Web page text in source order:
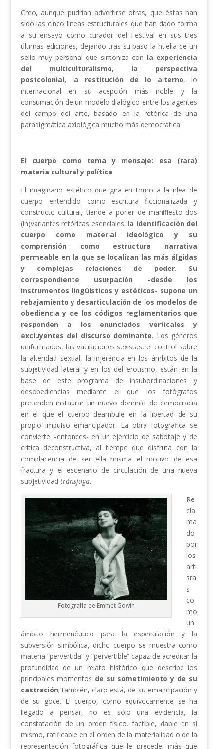
Creo, aunque pudrían advertirse otras, que éstas han
sido las cinco líneas estructurales que han dado forma
a su ensayo como curador del Festival en sus tres
últimas ediciones, dejando tras su paso la huella de un
sello muy personal que sintoniza con la experiencia
del multiculturalismo, la perspectiva
postcolonial, la restitución de lo alterno, lo
internacional en su acepción más noble y la
consumación de un modelo dialógico entre los agentes
del campo del arte, basado en la retórica de una
paradigmática axiológica mucho más democrática.
El cuerpo como tema y mensaje: esa (rara)
materia cultural y política
El imaginario estético que gira en torno a la idea de
cuerpo entendido como escritura ficcionalizada y
constructo cultural, tiende a poner de manifiesto dos
(in)variantes retóricas esenciales: la identificación del
cuerpo como material ideológico y su
comprensión como estructura narrativa
permeable en la que se localizan las más álgidas
y complejas relaciones de poder. Su
correspondiente usurpación -desde los
instrumentos lingüísticos y estéticos- supone un
rebajamiento y desarticulación de los modelos de
obediencia y de los códigos reglamentarios que
responden a los enunciados verticales y
excluyentes del discurso dominante. Los géneros
uniformados, las vacilaciones sexistas, el control sobre
la alteridad sexual, la injerencia en los ámbitos de la
subjetividad lateral y en los del erotismo, están en la
base de este programa de insubordinaciones y
desobediencias mediante el que los fotógrafos
pretenden instaurar un nuevo dominio de democracia
en el que el cuerpo deambule en la libertad de su
propio impulso emancipador. La obra fotográfica se
convierte –entonces- en un ejercicio de sabotaje y de
crítica deconstructiva, al tiempo que disfruta con la
complacencia de ser ella misma el motivo de esa
fractura y el escenario de circulación de una nueva
subjetividad tránsfuga.
Fotografía de Emmet Gowin
Re
cla
ma
do
por
los
arti
sta
s
co
mo
un
ámbito hermenéutico para la especulación y la
subversión simbólica, dicho cuerpo se muestra como
materia “pervertida” y “pervertible” capaz de acreditar la
profundidad de un relato histórico que describe los
principales momentos de su sometimiento y de su
castración; también, claro está, de su emancipación y
de su goce. El cuerpo, como equívocamente se ha
llegado a pensar, no es sólo una evidencia, la
constatación de un orden físico, factible, dable en sí
mismo, ratificable en el orden de la materialidad o de la
representación fotográfica que le precede; más que